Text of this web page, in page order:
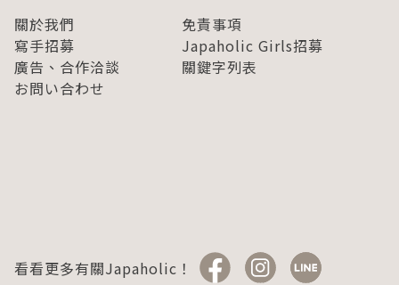
關於我們
免責事項
寫手招募
Japaholic Girls招募
廣告、合作洽談
關鍵字列表
お問い合わせ
看看更多有關Japaholic！